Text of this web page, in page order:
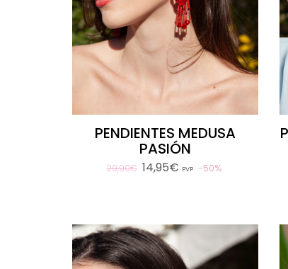
PENDIENTES MEDUSA
PASIÓN
29,90€ 14,95€ PVP 50%